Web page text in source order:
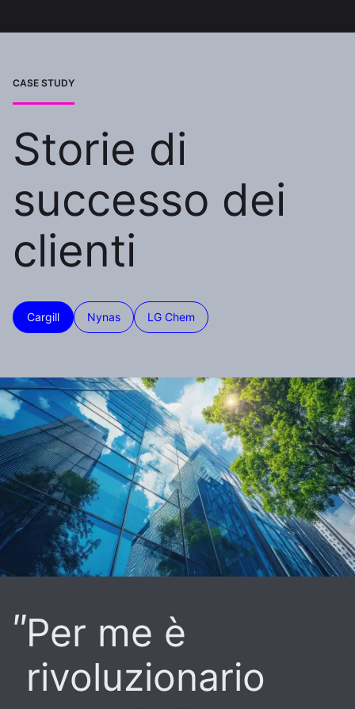
CASE STUDY
Storie di
successo dei
clienti
Cargill Nynas LG Chem
Per me è
rivoluzionario